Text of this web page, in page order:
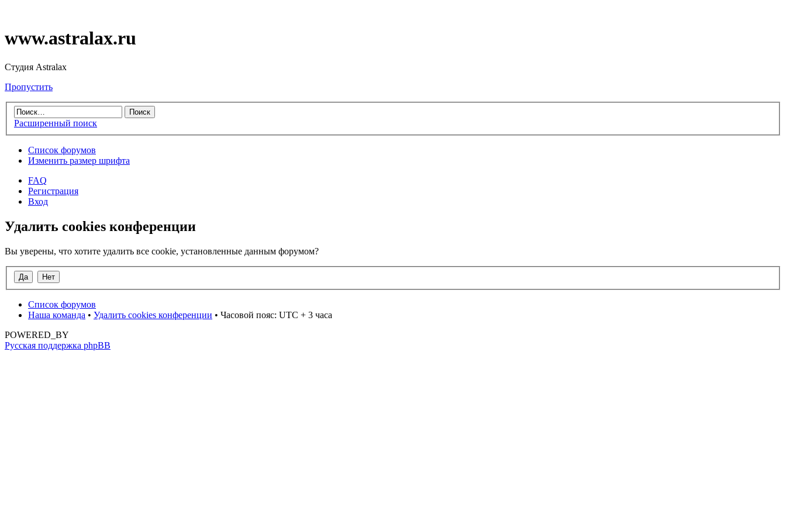
www.astralax.ru
Студия Astralax
Пропустить
Расширенный поиск
Список форумов
Изменить размер шрифта
FAQ
Регистрация
Вход
Удалить cookies конференции
Вы уверены, что хотите удалить все cookie, установленные данным форумом?
Список форумов
Наша команда • Удалить cookies конференции • Часовой пояс: UTC + 3 часа
POWERED_BY
Русская поддержка phpBB